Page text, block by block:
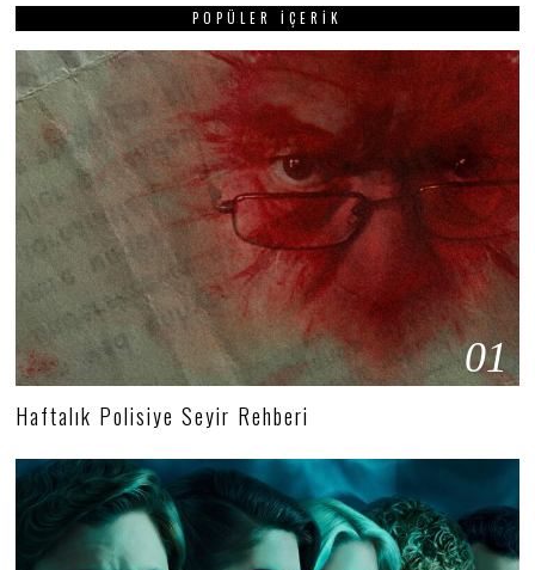
POPÜLER İÇERIK
01
Haftalık Polisiye Seyir Rehberi